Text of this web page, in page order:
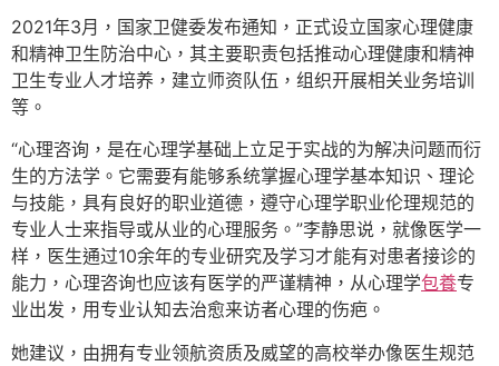
2021年3月，国家卫健委发布通知，正式设立国家心理健康
和精神卫生防治中心，其主要职责包括推动心理健康和精神
卫生专业人才培养，建立师资队伍，组织开展相关业务培训
等。
“心理咨询，是在心理学基础上立足于实战的为解决问题而衍
生的方法学。它需要有能够系统掌握心理学基本知识、理论
与技能，具有良好的职业道德，遵守心理学职业伦理规范的
专业人士来指导或从业的心理服务。”李静思说，就像医学一
样，医生通过10余年的专业研究及学习才能有对患者接诊的
能力，心理咨询也应该有医学的严谨精神，从心理学包養专
业出发，用专业认知去治愈来访者心理的伤疤。
她建议，由拥有专业领航资质及威望的高校举办像医生规范